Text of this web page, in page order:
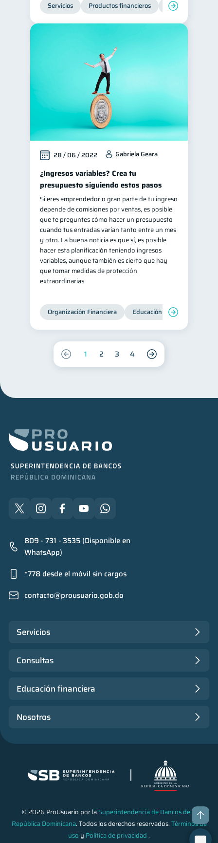
Servicios Productos financieros Inclusión
28 / 06 / 2022 Gabriela Geara
¿Ingresos variables? Crea tu
presupuesto siguiendo estos pasos
Si eres emprendedor o gran parte de tu ingreso
depende de comisiones por ventas, es posible
que te preguntes cómo hacer un presupuesto
cuando tus entradas varían tanto entre un mes
y otro. La buena noticia es que sí, es posible
hacer esta planificación teniendo ingresos
variables, aunque también es cierto que hay
que tomar medidas de protección
extraordinarias.
Organización Financiera Educación financiera
1 2 3 4
© 2026 ProUsuario por laSuperintendencia de Bancos de la
República Dominicana. Todos los derechos reservados.Términos de
uso y Política de privacidad.
809 - 731 - 3535 (Disponible en
WhatsApp)
*778 desde el móvil sin cargos
contacto@prousuario.gob.do
Servicios
Consultas
Educación financiera
Nosotros